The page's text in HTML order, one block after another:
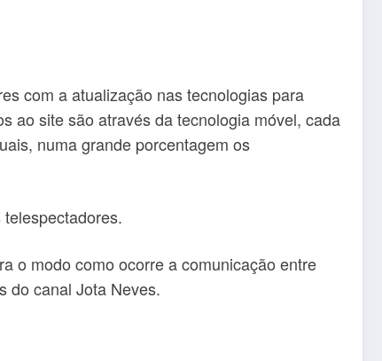
com a atualização nas tecnologias para
ao site são através da tecnologia móvel, cada
numa grande porcentagem os
o modo como ocorre a comunicação entre
do canal Jota Neves.